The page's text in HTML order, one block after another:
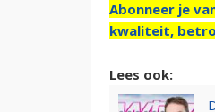
Abonneer je
kwaliteit,
Lees ook: